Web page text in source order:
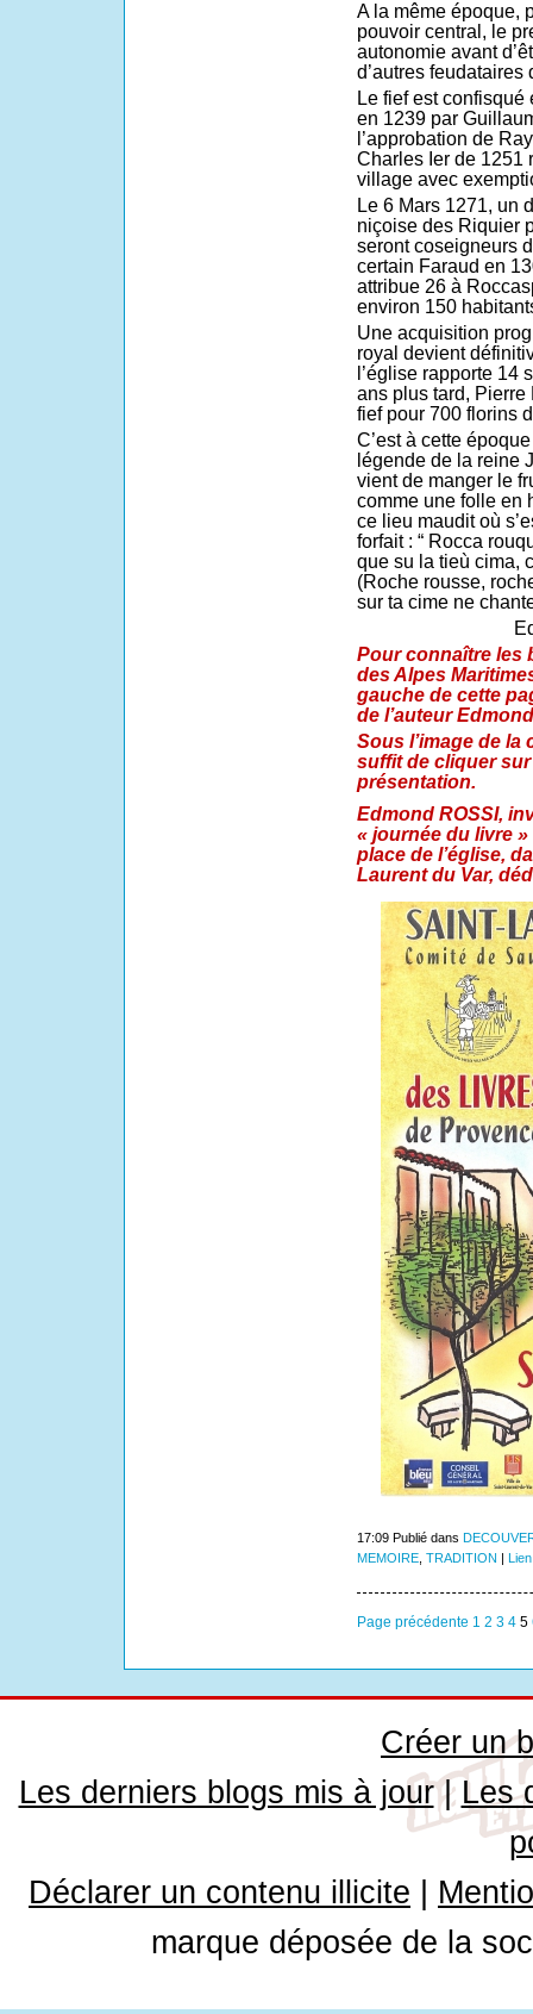
A la même époque,
pouvoir central, le
autonomie avant
d’autres feudataires
Le fief est
en 1239 par
l’approbation de
Charles Ier de 1251
village avec
Le 6 Mars 1271, un
niçoise des Riquier
seront coseigneurs
certain Faraud en
attribue 26 à
environ 150
Une acquisition
royal devient
l’église rapporte 14
ans plus tard, Pierre
fief pour 700 florins
C’est à cette
légende de la reine
vient de manger le
comme une folle en
ce lieu maudit où
forfait : “ Rocca
que su la tieù cima,
(Roche rousse,
sur ta cime ne
Pour connaître les
des Alpes
gauche de cette
de l’auteur
Sous l’image de la
suffit de cliquer
présentation.
Edmond ROSSI,
« journée du livre »
place de l’église,
Laurent du Var,
17:09 Publié dans
MEMOIRE, TRADITION |
Page précédente 1 2 3 4 5
Créer un
Les derniers blogs mis à jour| Les
Déclarer un contenu illicite
marque déposée de la